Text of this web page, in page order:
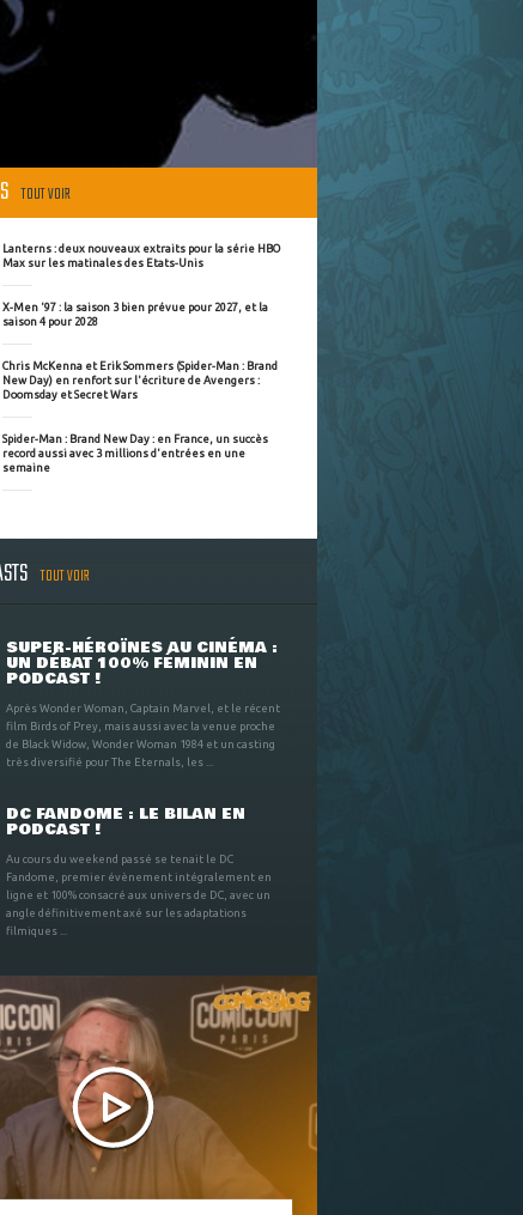
TOUT VOIR
Lanterns : deux nouveaux extraits pour la série HBO
Max sur les matinales des Etats-Unis
X-Men '97 : la saison 3 bien prévue pour 2027, et la
saison 4 pour 2028
Chris McKenna et Erik Sommers (Spider-Man : Brand
New Day) en renfort sur l'écriture de Avengers :
Doomsday et Secret Wars
Spider-Man : Brand New Day : en France, un succès
record aussi avec 3 millions d'entrées en une
semaine
TOUT VOIR
SUPER-HÉROÏNES AU CINÉMA :
UN DÉBAT 100% FÉMININ EN
PODCAST !
Après Wonder Woman, Captain Marvel, et le récent
film Birds of Prey, mais aussi avec la venue proche
de Black Widow, Wonder Woman 1984 et un casting
très diversifié pour The Eternals, les ...
DC FANDOME : LE BILAN EN
PODCAST !
Au cours du weekend passé se tenait le DC
Fandome, premier évènement intégralement en
ligne et 100% consacré aux univers de DC, avec un
angle définitivement axé sur les adaptations
filmiques ...